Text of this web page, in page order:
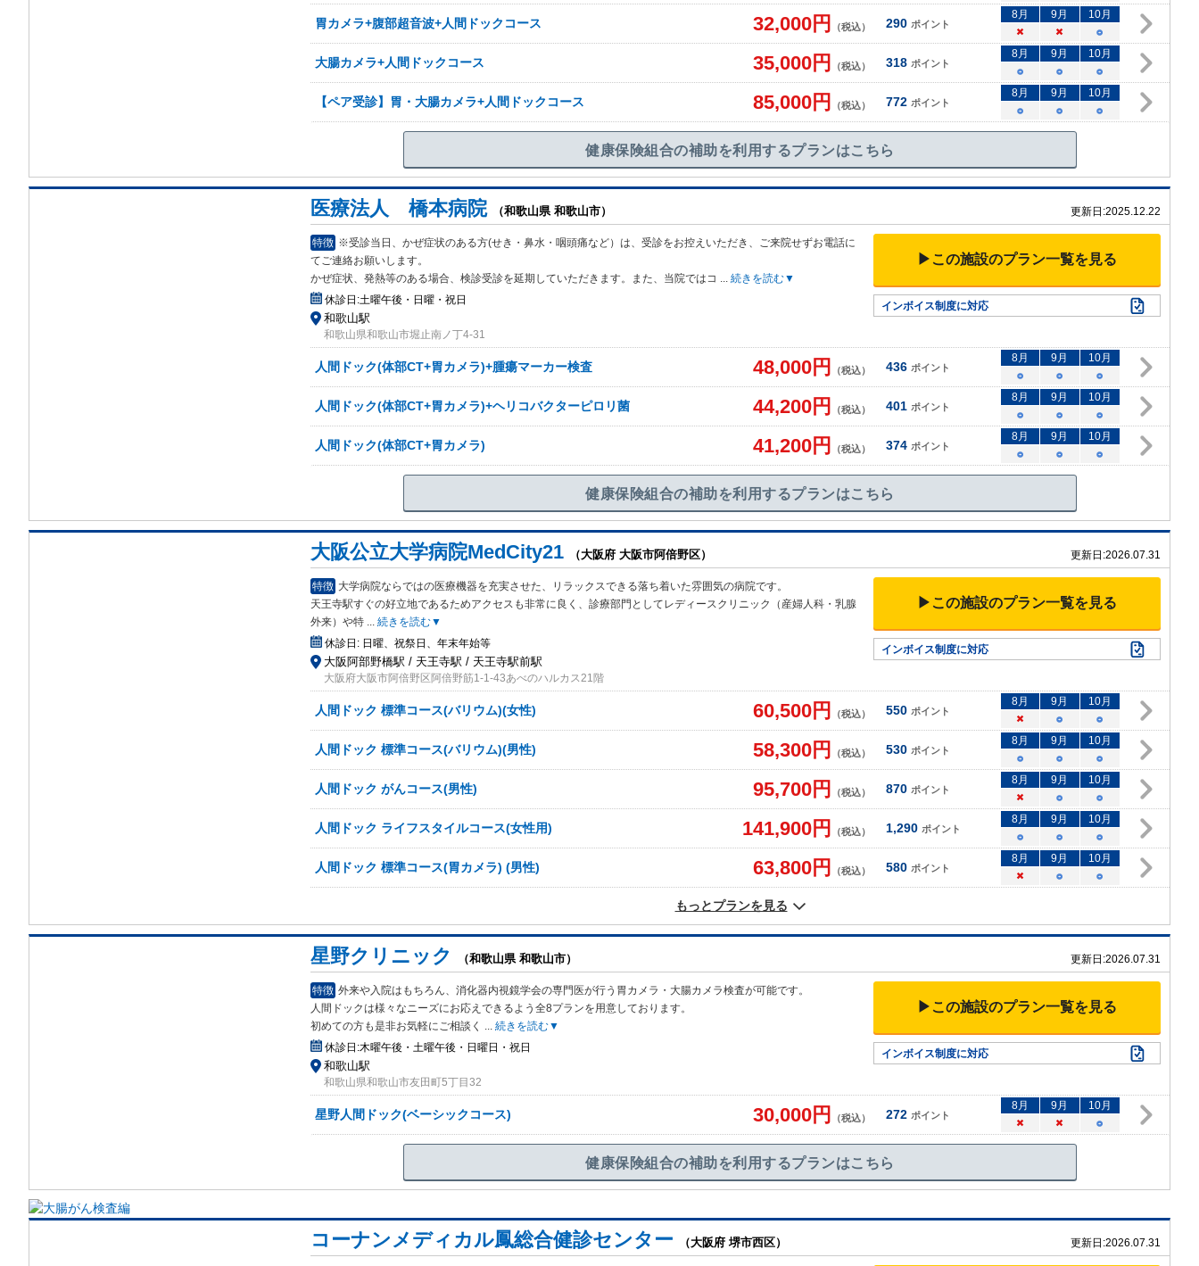
胃カメラ+腹部超音波+人間ドックコース 32,000円 （税込） 290 ポイント
8月 9月 10月
×
× ○
大腸カメラ+人間ドックコース 35,000円 （税込） 318 ポイント
8月 9月 10月
○
○ ○
【ペア受診】胃・大腸カメラ+人間ドックコース 85,000円 （税込） 772 ポイント
8月 9月 10月
○
○ ○
健康保険組合の補助を利用するプランはこちら
医療法人 橋本病院 （和歌山県 和歌山市） 更新日:2025.12.22
特徴 ※受診当日、かぜ症状のある方(せき・鼻水・咽頭痛など）は、受診をお控えいただき、ご来院せずお電話に
てご連絡お願いします。
かぜ症状、発熱等のある場合、検診受診を延期していただきます。また、当院ではコ ... 続きを読む▼
休診日:土曜午後・日曜・祝日
和歌山駅
和歌山県和歌山市堀止南ノ丁4-31
▶この施設のプラン一覧を見る
インボイス制度に対応
人間ドック(体部CT+胃カメラ)+腫瘍マーカー検査 48,000円 （税込） 436 ポイント
8月 9月 10月
○
○ ○
人間ドック(体部CT+胃カメラ)+ヘリコバクターピロリ菌 44,200円 （税込） 401 ポイント
8月 9月 10月
○
○ ○
人間ドック(体部CT+胃カメラ) 41,200円 （税込） 374 ポイント
8月 9月 10月
○
○ ○
健康保険組合の補助を利用するプランはこちら
大阪公立大学病院MedCity21 （大阪府 大阪市阿倍野区） 更新日:2026.07.31
特徴 大学病院ならではの医療機器を充実させた、リラックスできる落ち着いた雰囲気の病院です。
天王寺駅すぐの好立地であるためアクセスも非常に良く、診療部門としてレディースクリニック（産婦人科・乳腺
外来）や特 ... 続きを読む▼
休診日: 日曜、祝祭日、年末年始等
大阪阿部野橋駅 / 天王寺駅 / 天王寺駅前駅
大阪府大阪市阿倍野区阿倍野筋1-1-43あべのハルカス21階
▶この施設のプラン一覧を見る
インボイス制度に対応
人間ドック 標準コース(バリウム)(女性) 60,500円 （税込） 550 ポイント
8月 9月 10月
×
○ ○
人間ドック 標準コース(バリウム)(男性) 58,300円 （税込） 530 ポイント
8月 9月 10月
○
○ ○
人間ドック がんコース(男性) 95,700円 （税込） 870 ポイント
8月 9月 10月
×
○ ○
人間ドック ライフスタイルコース(女性用) 141,900円 （税込） 1,290 ポイント
8月 9月 10月
○
○ ○
人間ドック 標準コース(胃カメラ) (男性) 63,800円 （税込） 580 ポイント
8月 9月 10月
×
○ ○
もっとプランを見る
星野クリニック （和歌山県 和歌山市） 更新日:2026.07.31
特徴 外来や入院はもちろん、消化器内視鏡学会の専門医が行う胃カメラ・大腸カメラ検査が可能です。
人間ドッ クは様々なニーズにお応えできるよう全8プランを用意しております。
初めての方も是非お気軽にご相談く ... 続きを読む▼
休診日:木曜午後・土曜午後・日曜日・祝日
和歌山駅
和歌山県和歌山市友田町5丁目32
▶この施設のプラン一覧を見る
インボイス制度に対応
星野人間ドック(ベーシックコース) 30,000円 （税込） 272 ポイント
8月 9月 10月
×
× ○
健康保険組合の補助を利用するプランはこちら
コーナンメディカル鳳総合健診センター （大阪府 堺市西区） 更新日:2026.07.31